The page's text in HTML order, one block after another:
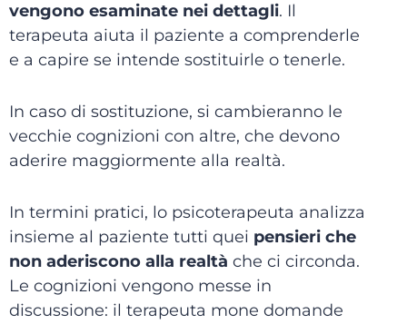
vengono esaminate nei dettagli. Il
terapeuta aiuta il paziente a comprenderle
e a capire se intende sostituirle o tenerle.
In caso di sostituzione, si cambieranno le
vecchie cognizioni con altre, che devono
aderire maggiormente alla realtà.
In termini pratici, lo psicoterapeuta analizza
insieme al paziente tutti quei pensieri che
non aderiscono alla realtà che ci circonda.
Le cognizioni vengono messe in
discussione: il terapeuta mone domande